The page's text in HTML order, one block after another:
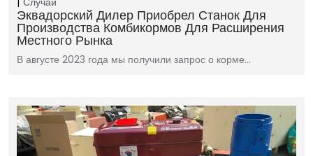
Эквадорский Дилер Приобрел Станок Для
Производства Комбикормов Для Расширения
Местного Рынка
В августе 2023 года мы получили запрос о корме…